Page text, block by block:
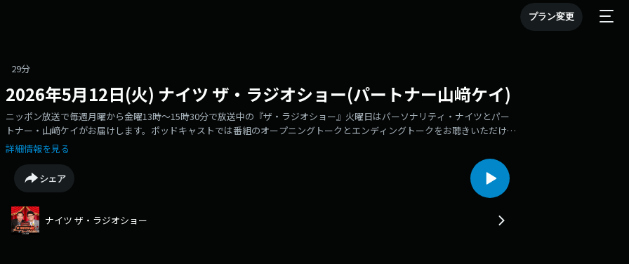
プラン変更
29分
2026年5月12日(火) ナイツ ザ・ラジオショー(パートナー山﨑ケイ)
ニッポン放送で毎週月曜から金曜13時～15時30分で放送中の『ザ・ラジオショー』火曜日はパーソナリティ・ナイツとパー
トナー・山﨑ケイがお届けします。ポッドキャストでは番組のオープニングトークとエンディングトークをお聴きいただけま
す。
詳細情報を見る
シェア
ナイツ ザ・ラジオショー